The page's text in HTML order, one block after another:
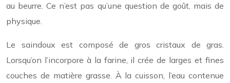
au beurre. Ce n’est pas qu’une question de goût, mais de
physique.
Le saindoux est composé de gros cristaux de gras.
Lorsqu’on l’incorpore à la farine, il crée de larges et fines
couches de matière grasse. À la cuisson, l’eau contenue